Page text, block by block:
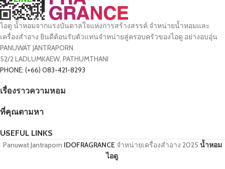
ไอดู น้ำหอมจากแรงบันดาลใจแห่งการสร้างสรรค์ จำหน่ายน้ำหอมและ
เครื่องสำอาง ยินดีต้อนรับตัวแทนจำหน่ายสู่ครอบครัวของไอดู อย่างอบอุ่น
PANUWAT JANTRAPORN
52/2 LADLUMKAEW, PATHUMTHANI
PHONE: (+66) 083-421-8293
เรื่องราวความหอม
ที่คุณตามหา
USEFUL LINKS
Panuwat Jantraporn IDOFRAGRANCE จำหน่ายเครื่องสำอาง 2025 น้ำหอม
ไอดู.